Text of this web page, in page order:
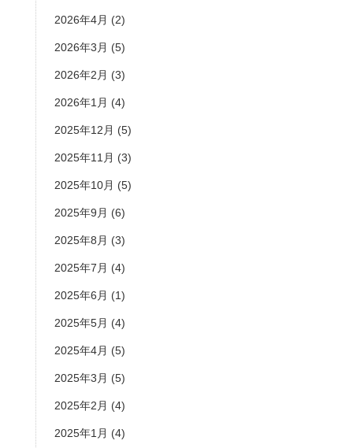
2026年4月 (2)
2026年3月 (5)
2026年2月 (3)
2026年1月 (4)
2025年12月 (5)
2025年11月 (3)
2025年10月 (5)
2025年9月 (6)
2025年8月 (3)
2025年7月 (4)
2025年6月 (1)
2025年5月 (4)
2025年4月 (5)
2025年3月 (5)
2025年2月 (4)
2025年1月 (4)